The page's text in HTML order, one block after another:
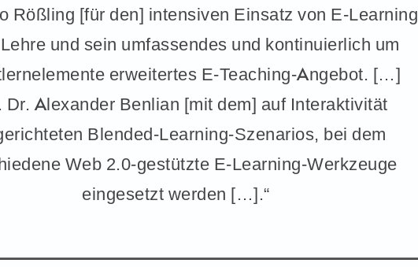
Rößling [für den] intensiven Einsatz von E-Learning
und sein umfassendes und kontinuierlich um
erweitertes E-Teaching-Angebot. […]
Dr. Alexander Benlian [mit dem] auf Interaktivität
Blended-Learning-Szenarios, bei dem
Web 2.0-gestützte E-Learning-Werkzeuge
eingesetzt werden […].“